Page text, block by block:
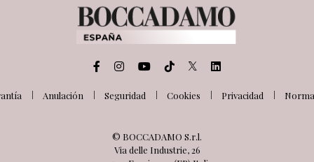
Anulación Seguridad Cookies Privacidad
© BOCCADAMO S.r.l.
Via delle Industrie, 26